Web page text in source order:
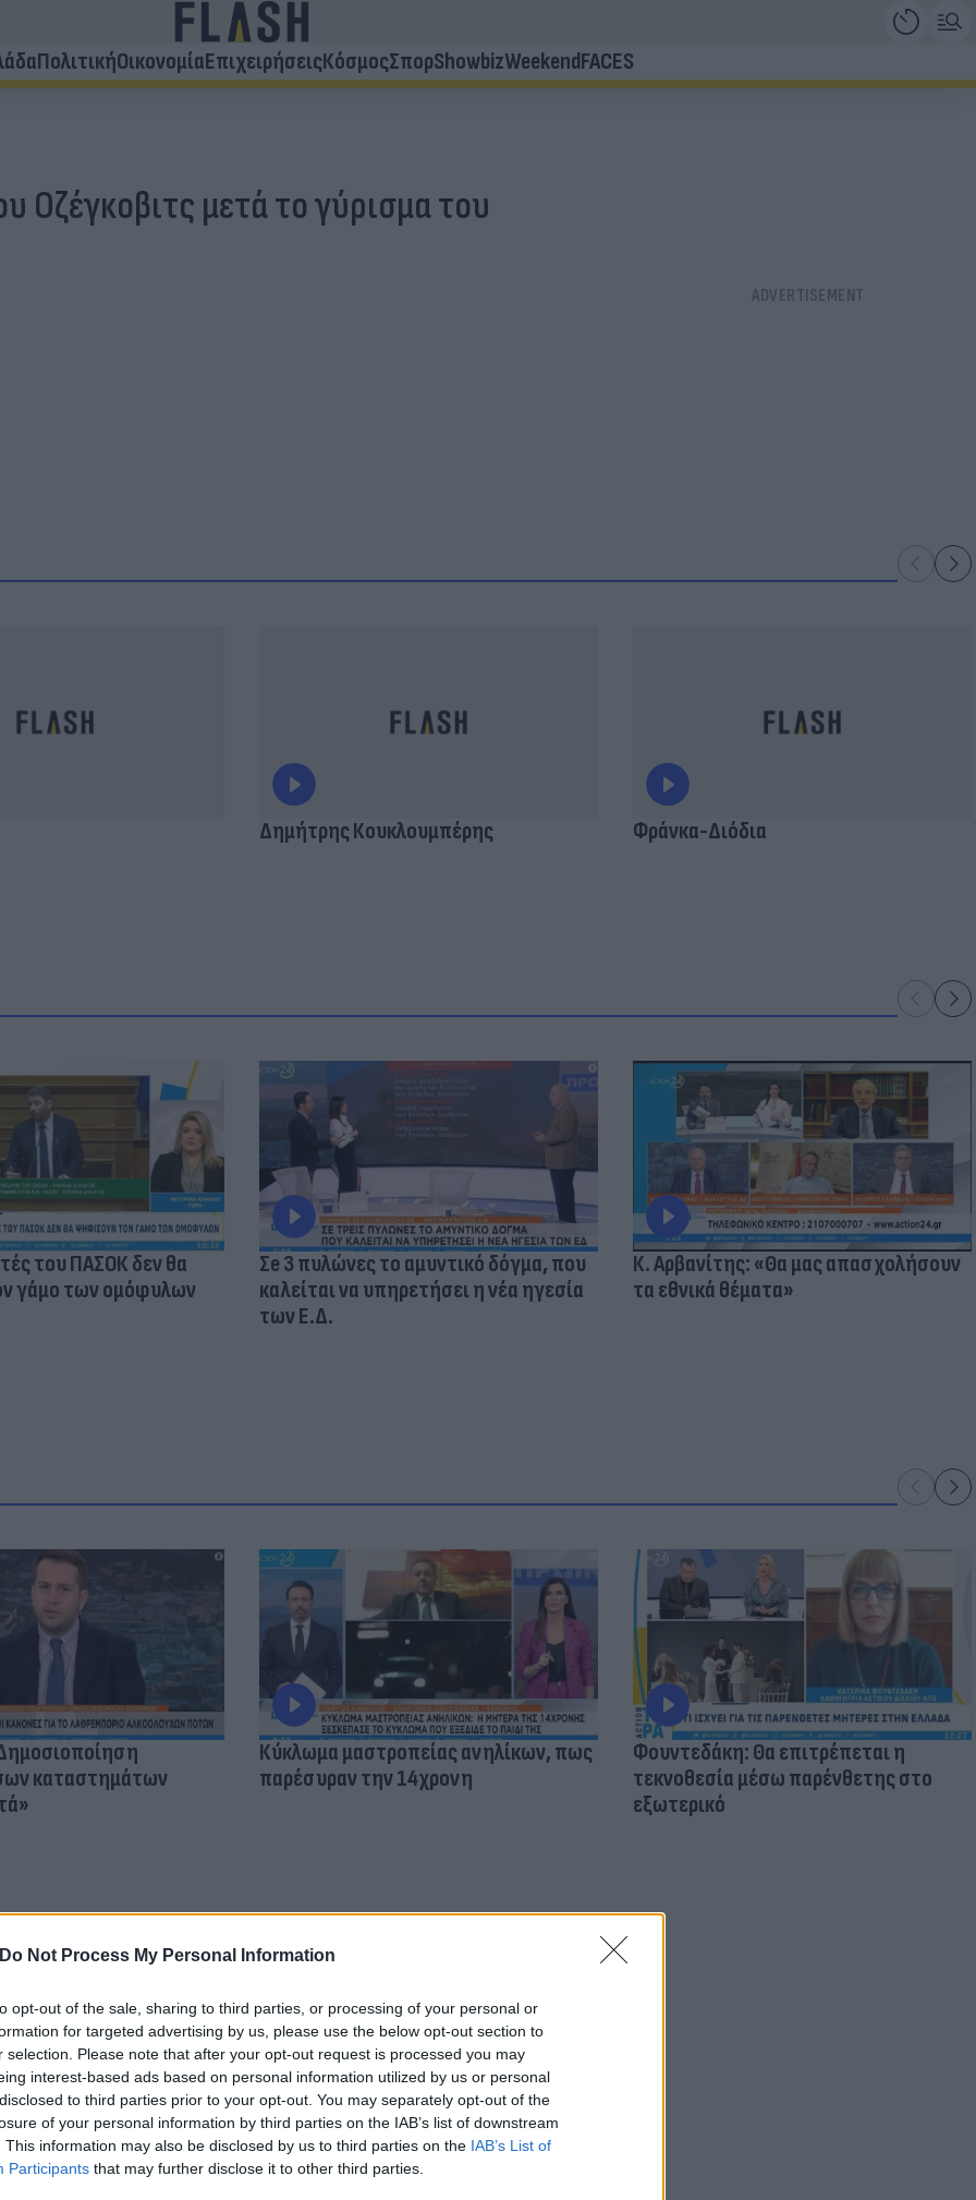
Do Not Process My Personal Information
opt-out of the sale, sharing to third parties, or processing of your personal or
for targeted advertising by us, please use the below opt-out section to
selection. Please note that after your opt-out request is processed you may
interest-based ads based on personal information utilized by us or personal
to third parties prior to your opt-out. You may separately opt-out of the
of your personal information by third parties on the IAB’s list of downstream
This information may also be disclosed by us to third parties on the IAB’s List of
Participants that may further disclose it to other third parties.
ΠολιτικήΟικονομίαΕπιχειρήσειςΚόσμοςΣπορShowbizWeekendFACES
μετά το γύρισμα του
Δημήτρης Κουκλουμπέρης Φράνκα-Διόδια
του ΠΑΣΟΚ δεν θα
γάμο των ομόφυλων
Σe 3 πυλώνες το αμυντικό δόγμα, που
καλείται να υπηρετήσει η νέα ηγεσία
των Ε.Δ.
Κ. Αρβανίτης: «Θα μας απασχολήσουν
τα εθνικά θέματα»
καταστημάτων
Κύκλωμα μαστροπείας ανηλίκων, πως
παρέσυραν την 14χρονη
Φουντεδάκη: Θα επιτρέπεται η
τεκνοθεσία μέσω παρένθετης στο
εξωτερικό